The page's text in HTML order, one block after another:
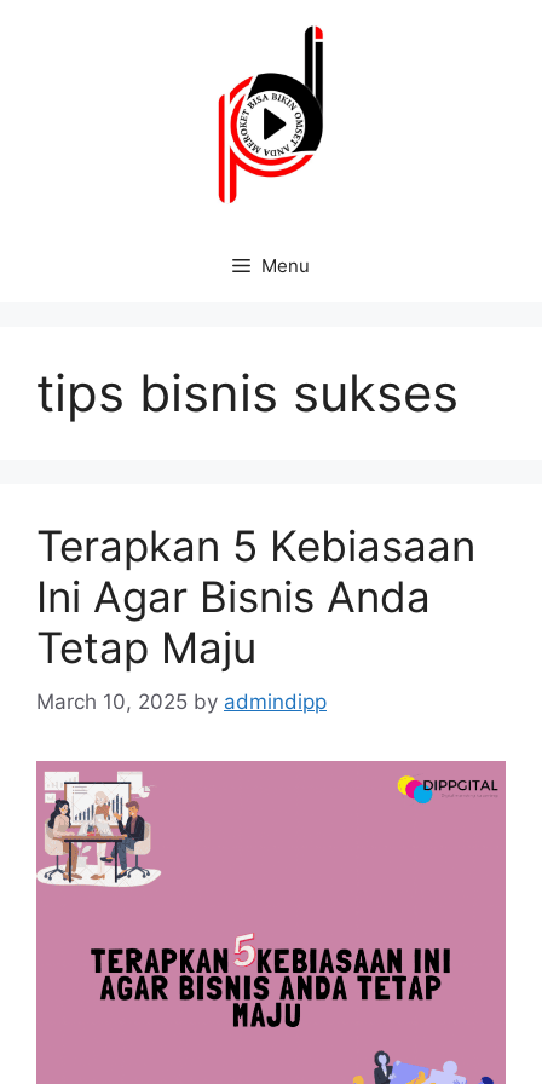
Menu
tips bisnis sukses
Terapkan 5 Kebiasaan
Ini Agar Bisnis Anda
Tetap Maju
March 10, 2025 by admindipp